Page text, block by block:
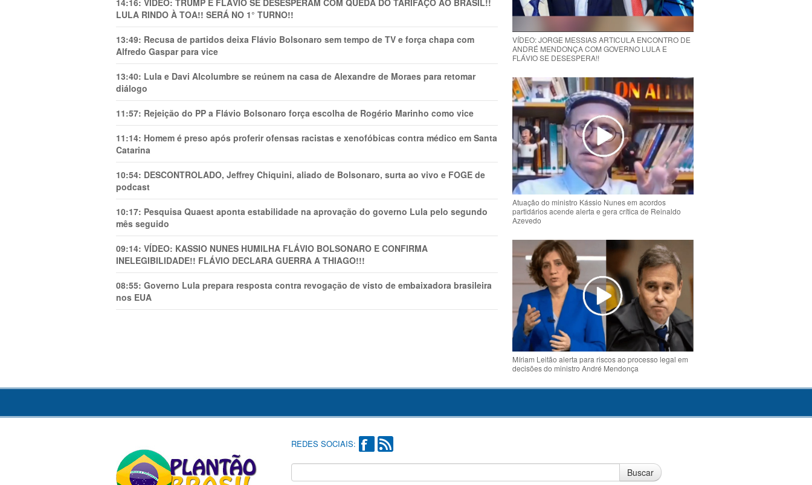
14:16: VÍDEO: TRUMP E FLÁVIO SE DESESPERAM COM QUEDA DO TARIFAÇO AO BRASIL!!
LULA RINDO À TOA!! SERÁ NO 1° TURNO!!
13:49: Recusa de partidos deixa Flávio Bolsonaro sem tempo de TV e força chapa com
Alfredo Gaspar para vice
13:40: Lula e Davi Alcolumbre se reúnem na casa de Alexandre de Moraes para retomar
diálogo
11:57: Rejeição do PP a Flávio Bolsonaro força escolha de Rogério Marinho como vice
11:14: Homem é preso após proferir ofensas racistas e xenofóbicas contra médico em Santa
Catarina
10:54: DESCONTROLADO, Jeffrey Chiquini, aliado de Bolsonaro, surta ao vivo e FOGE de
podcast
10:17: Pesquisa Quaest aponta estabilidade na aprovação do governo Lula pelo segundo
mês seguido
09:14: VÍDEO: KASSIO NUNES HUMlLHA FLÁVIO BOLSONARO E CONFIRMA
INELEGIBILIDADE!! FLÁVIO DECLARA GUERRA A THIAGO!!!
08:55: Governo Lula prepara resposta contra revogação de visto de embaixadora brasileira
nos EUA
VÍDEO: JORGE MESSIAS ARTICULA ENCONTRO DE
ANDRÉ MENDONÇA COM GOVERNO LULA E
FLÁVIO SE DESESPERA!!
Atuação do ministro Kássio Nunes em acordos
partidários acende alerta e gera crítica de Reinaldo
Azevedo
Míriam Leitão alerta para riscos ao processo legal em
decisões do ministro André Mendonça
REDES SOCIAIS:
Buscar